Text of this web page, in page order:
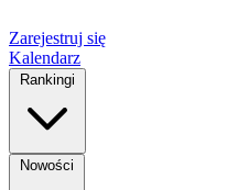
Zarejestruj się
Kalendarz
Rankingi
Nowości